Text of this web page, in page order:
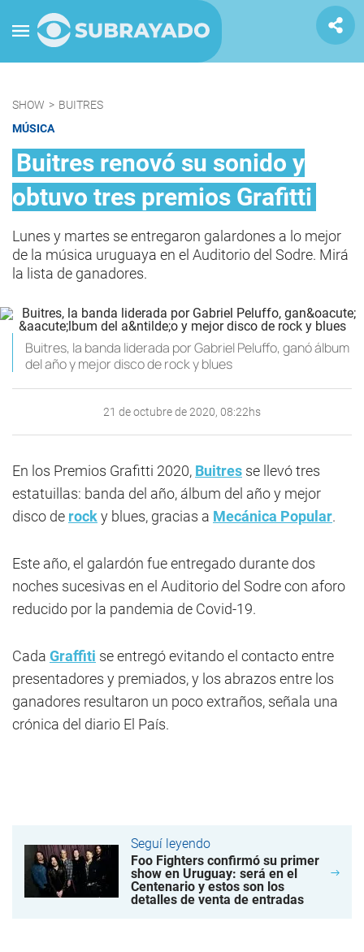
SHOW > BUITRES
MÚSICA
Buitres renovó su sonido y
obtuvo tres premios Grafitti
Lunes y martes se entregaron galardones a lo mejor
de la música uruguaya en el Auditorio del Sodre. Mirá
la lista de ganadores.
Buitres, la banda liderada por Gabriel Peluffo, ganó álbum
del año y mejor disco de rock y blues
21 de octubre de 2020, 08:22hs
En los Premios Grafitti 2020, Buitres se llevó tres
estatuillas: banda del año, álbum del año y mejor
disco de rocky blues, gracias a Mecánica Popular.
Este año, el galardón fue entregado durante dos
noches sucesivas en el Auditorio del Sodre con aforo
reducido por la pandemia de Covid-19.
Cada Graffiti se entregó evitando el contacto entre
presentadores y premiados, y los abrazos entre los
ganadores resultaron un poco extraños, señala una
crónica del diario El País.
Seguí leyendo
Foo Fighters confirmó su primer
show en Uruguay: será en el
Centenario y estos son los
detalles de venta de entradas